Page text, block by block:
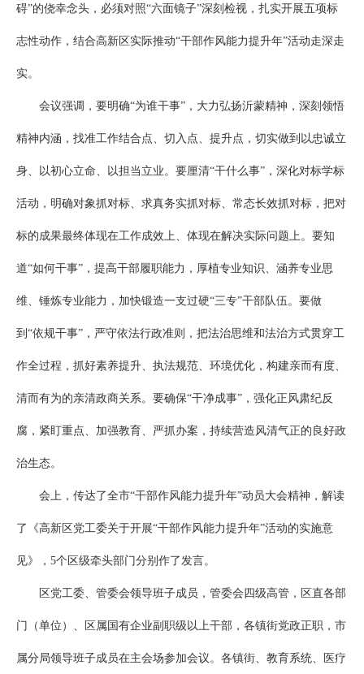
碍”的侥幸念头，必须对照“六面镜子”深刻检视，扎实开展五项标
志性动作，结合高新区实际推动“干部作风能力提升年”活动走深走
实。
会议强调，要明确“为谁干事”，大力弘扬沂蒙精神，深刻领悟
精神内涵，找准工作结合点、切入点、提升点，切实做到以忠诚立
身、以初心立命、以担当立业。要厘清“干什么事”，深化对标学标
活动，明确对象抓对标、求真务实抓对标、常态长效抓对标，把对
标的成果最终体现在工作成效上、体现在解决实际问题上。要知
道“如何干事”，提高干部履职能力，厚植专业知识、涵养专业思
维、锤炼专业能力，加快锻造一支过硬“三专”干部队伍。要做
到“依规干事”，严守依法行政准则，把法治思维和法治方式贯穿工
作全过程，抓好素养提升、执法规范、环境优化，构建亲而有度、
清而有为的亲清政商关系。要确保“干净成事”，强化正风肃纪反
腐，紧盯重点、加强教育、严抓办案，持续营造风清气正的良好政
治生态。
会上，传达了全市“干部作风能力提升年”动员大会精神，解读
了《高新区党工委关于开展“干部作风能力提升年”活动的实施意
见》，5个区级牵头部门分别作了发言。
区党工委、管委会领导班子成员，管委会四级高管，区直各部
门（单位）、区属国有企业副职级以上干部，各镇街党政正职，市
属分局领导班子成员在主会场参加会议。各镇街、教育系统、医疗